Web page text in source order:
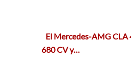
El Mercedes-AMG CLA
680 CV y…